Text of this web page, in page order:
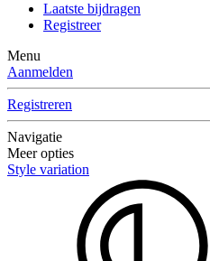
Laatste bijdragen
Registreer
Menu
Aanmelden
Registreren
Navigatie
Meer opties
Style variation